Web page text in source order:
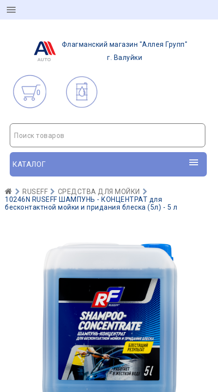
Флагманский магазин "Аллея Групп"
г. Валуйки
0
Поиск товаров
КАТАЛОГ
RUSEFF
СРЕДСТВА ДЛЯ МОЙКИ
10246N RUSEFF ШАМПУНЬ - КОНЦЕНТРАТ для
бесконтактной мойки и придания блеска (5л) - 5 л